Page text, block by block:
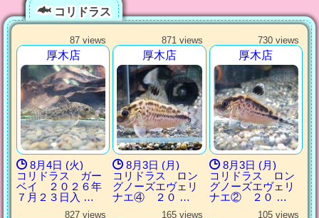
コリドラス
87 views
厚木店
8月4日 (火)
コリドラス ガー
ベイ ２０２６年
７月２３日入 …
871 views
厚木店
8月3日 (月)
コリドラス ロン
グノーズエヴェリ
ナエ④ ２０ …
730 views
厚木店
8月3日 (月)
コリドラス ロン
グノーズエヴェリ
ナエ② ２０ …
827 views 165 views 105 views